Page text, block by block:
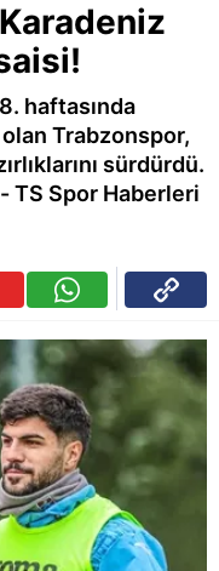
haftasında
Trabzonspor,
sürdürdü.
TS Spor Haberleri